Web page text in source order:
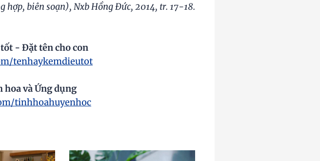
hợp, biên soạn), Nxb Hồng Đức, 2014, tr. 17-18.
- Đặt tên cho con
tenhaykemdieutot
hoa và Ứng dụng
tinhhoahuyenhoc